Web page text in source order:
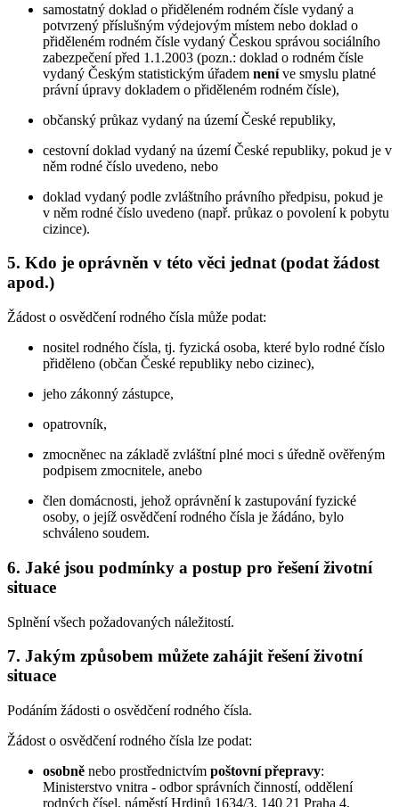
samostatný doklad o přiděleném rodném čísle vydaný a
potvrzený příslušným výdejovým místem nebo doklad o
přiděleném rodném čísle vydaný Českou správou sociálního
zabezpečení před 1.1.2003 (pozn.: doklad o rodném čísle
vydaný Českým statistickým úřadem neníve smyslu platné
právní úpravy dokladem o přiděleném rodném čísle),
občanský průkaz vydaný na území České republiky,
cestovní doklad vydaný na území České republiky, pokud je v
něm rodné číslo uvedeno, nebo
doklad vydaný podle zvláštního právního předpisu, pokud je
v něm rodné číslo uvedeno (např. průkaz o povolení k pobytu
cizince).
5. Kdo je oprávněn v této věci jednat (podat žádost
apod.)
Žádost o osvědčení rodného čísla může podat:
nositel rodného čísla, tj. fyzická osoba, které bylo rodné číslo
přiděleno (občan České republiky nebo cizinec),
jeho zákonný zástupce,
opatrovník,
zmocněnec na základě zvláštní plné moci s úředně ověřeným
podpisem zmocnitele, anebo
člen domácnosti, jehož oprávnění k zastupování fyzické
osoby, o jejíž osvědčení rodného čísla je žádáno, bylo
schváleno soudem.
6. Jaké jsou podmínky a postup pro řešení životní
situace
Splnění všech požadovaných náležitostí.
7. Jakým způsobem můžete zahájit řešení životní
situace
Podáním žádosti o osvědčení rodného čísla.
Žádost o osvědčení rodného čísla lze podat:
osobně nebo prostřednictvím poštovní přepravy:
Ministerstvo vnitra - odbor správních činností, oddělení
rodných čísel, náměstí Hrdinů 1634/3, 140 21 Praha 4,